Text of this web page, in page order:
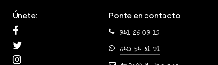
Únete: Ponte en contacto:
941 26 09 15
640 54 31 91